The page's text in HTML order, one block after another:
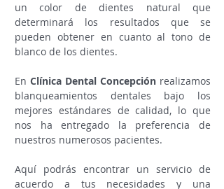
un color de dientes natural que
determinará los resultados que se
pueden obtener en cuanto al tono de
blanco de los dientes.
En Clínica Dental Concepción realizamos
blanqueamientos dentales bajo los
mejores estándares de calidad, lo que
nos ha entregado la preferencia de
nuestros numerosos pacientes.
Aquí podrás encontrar un servicio de
acuerdo a tus necesidades y una